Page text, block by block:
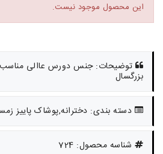
این محصول موجود نیست.
بزرگسال
دسته بندی: دخترانه,پوشاک پاییز
شناسه محصول: 724